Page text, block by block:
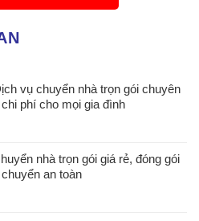
vụ chuyển nhà trọn gói chuyên
phí cho mọi gia đình
nhà trọn gói giá rẻ, đóng gói
an toàn